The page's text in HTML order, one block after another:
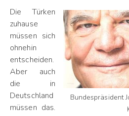
Bundespräsident
Die Türken
zuhause
müssen sich
ohnehin
entscheiden.
Aber auch
die in
Deutschland
müssen das.